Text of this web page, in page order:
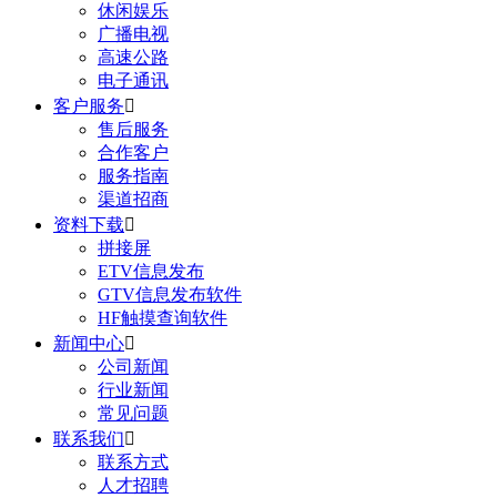
休闲娱乐
广播电视
高速公路
电子通讯
客户服务
售后服务
合作客户
服务指南
渠道招商
资料下载
拼接屏
ETV信息发布
GTV信息发布软件
HF触摸查询软件
新闻中心
公司新闻
行业新闻
常见问题
联系我们
联系方式
人才招聘